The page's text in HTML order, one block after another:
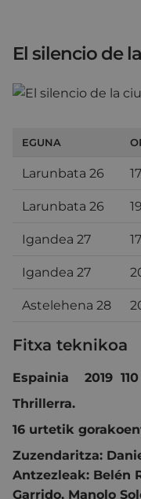
El silencio de
EGUNA
Larunbata 26
Larunbata 26
Igandea 27
Igandea 27
Astelehena 28
Fitxa teknikoa
Espainia 2019
Thrillerra.
16 urtetik
Zuzendaritza:
Antzezleak: Belén
Garrido, Manolo